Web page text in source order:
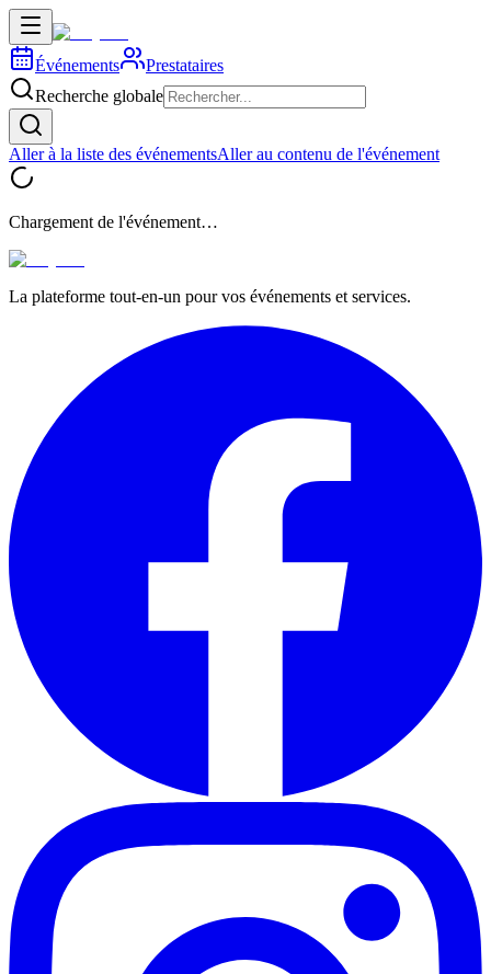
Événements
Prestataires
Recherche globale
Aller à la liste des événementsAller au contenu de l'événement
Chargement de l'événement…
La plateforme tout-en-un pour vos événements et services.